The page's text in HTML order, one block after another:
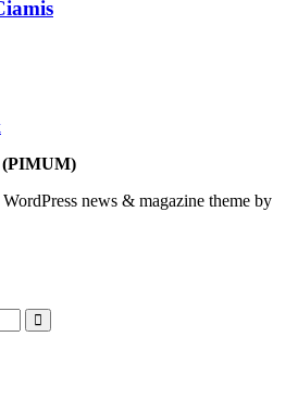
(PIMUM)
news & magazine theme by